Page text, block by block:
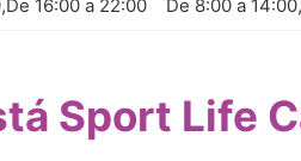
16:00 a 22:00 De 8:00 a
Sport Life